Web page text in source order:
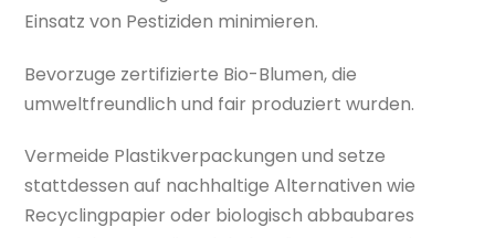
Einsatz von Pestiziden minimieren.
Bevorzuge zertifizierte Bio-Blumen, die
umweltfreundlich und fair produziert wurden.
Vermeide Plastikverpackungen und setze
stattdessen auf nachhaltige Alternativen wie
Recyclingpapier oder biologisch abbaubares